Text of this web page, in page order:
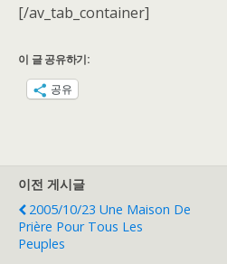
[/av_tab_container]
이 글 공유하기:
공유
이전 게시글
2005/10/23 Une Maison De
Prière Pour Tous Les
Peuples